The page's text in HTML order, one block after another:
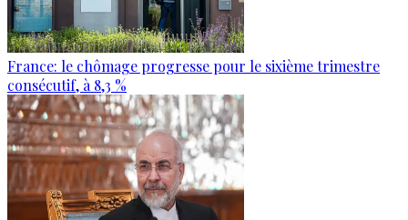
France: le chômage progresse pour le sixième trimestre
consécutif, à 8,3 %